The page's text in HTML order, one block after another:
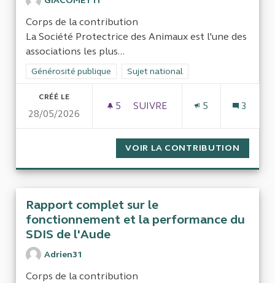
Corps de la contribution
La Société Protectrice des Animaux est l'une des
associations les plus...
Filtrer les résultats de la catégorie : Générosité publique
Générosité publique Filtrer les résultats pour le secteur :
Sujet national
CRÉÉ LE
28/05/2026
5 5 ABONNÉS
SUIVRE
5 3
VOIR LA CONTRIBUTION
Rapport complet sur le
fonctionnement et la performance du
SDIS de l'Aude
Adrien31
Corps de la contribution